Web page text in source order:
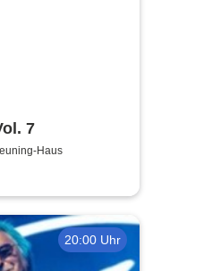
7
Haus
20:00 Uhr